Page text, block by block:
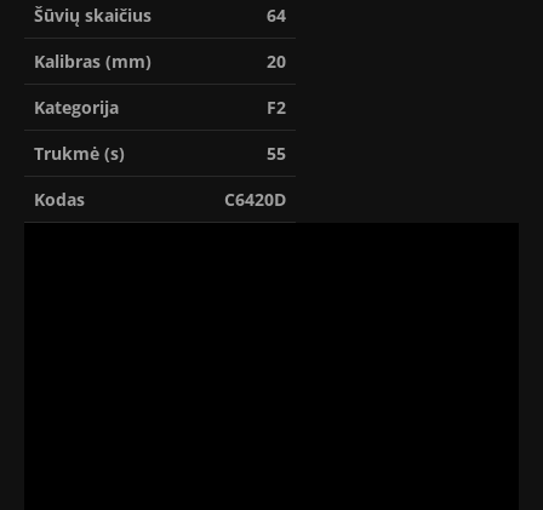
Šūvių skaičius
64
Kalibras (mm)
20
Kategorija
F2
Trukmė (s)
55
Kodas
C6420D